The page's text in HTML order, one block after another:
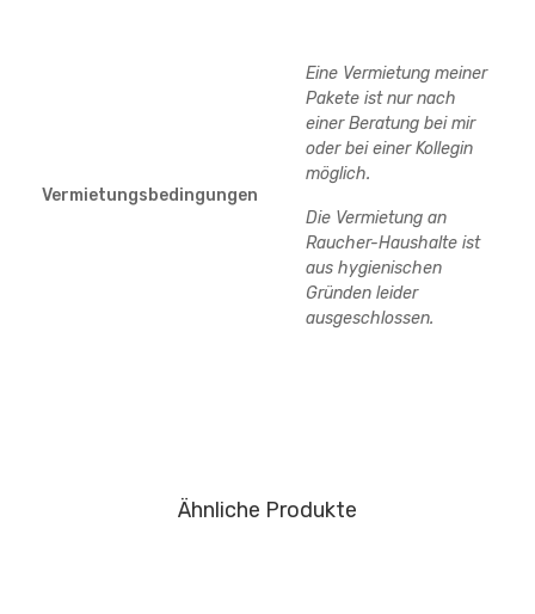
Vermietungsbedingungen
Eine Vermietung meiner
Pakete ist nur nach
einer Beratung bei mir
oder bei einer Kollegin
möglich.
Die Vermietung an
Raucher-Haushalte ist
aus hygienischen
Gründen leider
ausgeschlossen.
Ähnliche Produkte